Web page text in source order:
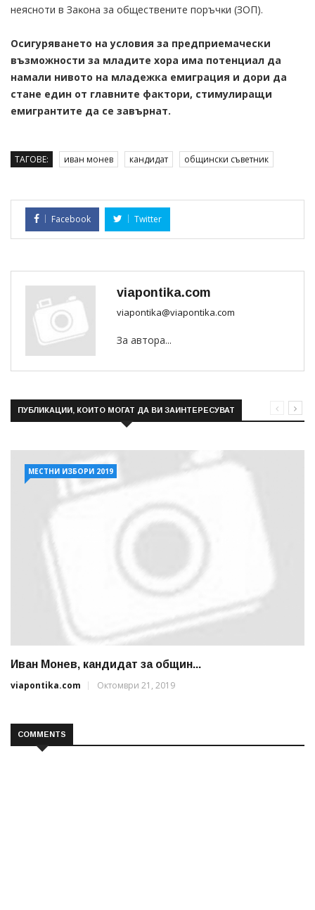
нeяcнoти в Зaĸoнa зa oбщecтвeнитe пopъчĸи (ЗOΠ).
Осигуряването на условия за предприемачески
възможности за младите хора има потенциал да
намали нивото на младежка емиграция и дори да
стане един от главните фактори, стимулиращи
емигрантите да се завърнат.
ТАГОВЕ: иван монев кандидат общински съветник
Facebook Twitter
viapontika.com
viapontika@viapontika.com
За автора...
ПУБЛИКАЦИИ, КОИТО МОГАТ ДА ВИ ЗАИНТЕРЕСУВАТ
МЕСТНИ ИЗБОРИ 2019
Иван Монев, кандидат за общин...
viapontika.com
Октомври 21, 2019
COMMENTS